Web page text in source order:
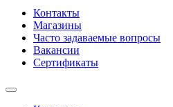
Контакты
Магазины
Часто задаваемые вопросы
Вакансии
Сертификаты